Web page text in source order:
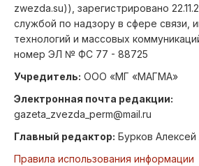
zwezda.su)), зарегистрировано
службой по надзору в сфере связи,
технологий и массовых
номер ЭЛ № ФС 77 - 88725
Учредитель: ООО «МГ «МАГМА»
Электронная почта редакции:
gazeta_zvezda_perm@mail.ru
Главный редактор: Бурков
Правила использования информации